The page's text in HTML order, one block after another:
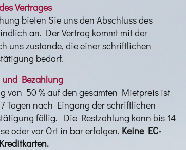
Vertrages
bieten Sie uns den Abschluss des
an. Der Vertrag kommt mit der
uns zustande, die einer schriftlichen
bedarf.
Bezahlung
von 50 % auf den gesamten Mietpreis ist
Tagen nach Eingang der schriftlichen
fällig. Die Restzahlung kann bis 14
oder vor Ort in bar erfolgen. Keine EC-